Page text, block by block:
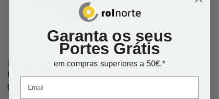
CONJUNTO CHAVES
ISOLADAS PZ/S1 PZ/S2 WERA
Desde:€1.76
Garanta os seus
Portes Grátis
em compras superiores a 50€.*